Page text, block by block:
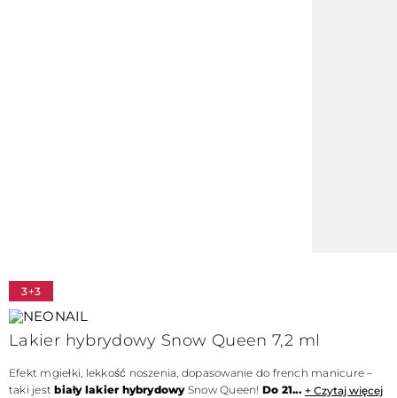
3+3
Lakier hybrydowy Snow Queen 7,2 ml
Efekt mgiełki, lekkość noszenia, dopasowanie do french manicure –
taki jestbiały lakier hybrydowy Snow Queen! Do 21... + Czytaj więcej